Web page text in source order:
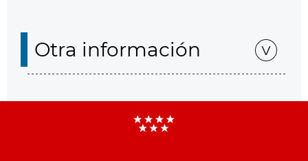
Otra información